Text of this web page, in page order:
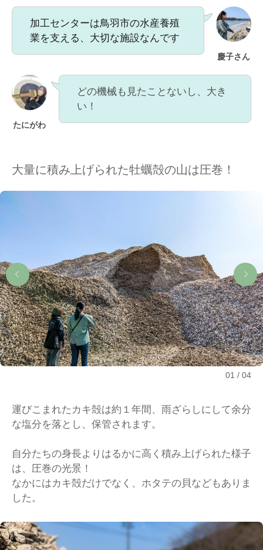
慶子さん
加工センターは鳥羽市の水産養殖
業を支える、大切な施設なんです
たにがわ
どの機械も見たことないし、大き
い！
大量に積み上げられた牡蠣殻の山は圧巻！
01 04
運びこまれたカキ殻は約１年間、雨ざらしにして余分
な塩分を落とし、保管されます。
自分たちの身長よりはるかに高く積み上げられた様子
は、圧巻の光景！
なかにはカキ殻だけでなく、ホタテの貝などもありま
した。